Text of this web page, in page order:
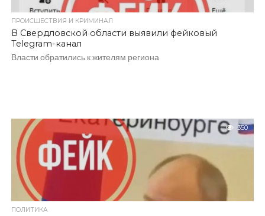
ПРОИСШЕСТВИЯ И КРИМИНАЛ
В Свердловской области выявили фейковый
Telegram-канал
Власти обратились к жителям региона
350
ПОЛИТИКА